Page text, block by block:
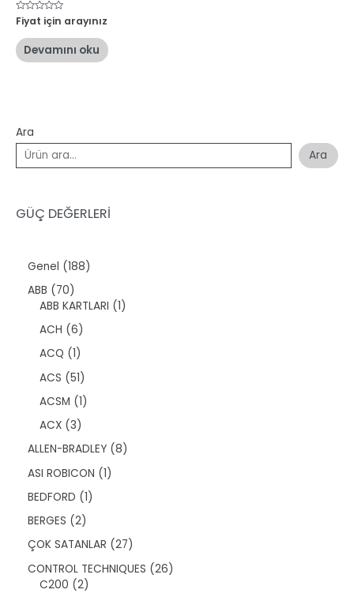
Ara
Ara
GÜÇ DEĞERLERİ
Genel 1881
ü
ABB 707
0
ü
r
ü
n
ABB KARTLARI 11
ACH 66
ü
r
ü
n
ACQ 11
ü
r
ü
n
ACS 515
ü
r
n
ACSM 11
ü
ACX 33
r
ü
n
ALLEN-BRADLEY 88
ASI ROBICON 11
BEDFORD 11
ü
BERGES 22
r
ü
n
ÇOK SATANLAR 272
ü
CONTROL TECHNIQUES 262
C200 22
5
üzerinden
oy
aldı
Fiyat için arayınız
Devamını oku